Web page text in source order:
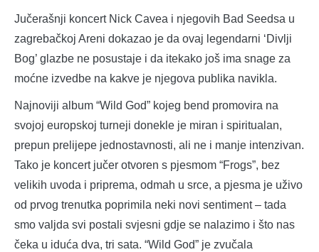
Jučerašnji koncert Nick Cavea i njegovih Bad Seedsa u
zagrebačkoj Areni dokazao je da ovaj legendarni ‘Divlji
Bog’ glazbe ne posustaje i da itekako još ima snage za
moćne izvedbe na kakve je njegova publika navikla.
Najnoviji album “Wild God” kojeg bend promovira na
svojoj europskoj turneji donekle je miran i spiritualan,
prepun prelijepe jednostavnosti, ali ne i manje intenzivan.
Tako je koncert jučer otvoren s pjesmom “Frogs”, bez
velikih uvoda i priprema, odmah u srce, a pjesma je uživo
od prvog trenutka poprimila neki novi sentiment – tada
smo valjda svi postali svjesni gdje se nalazimo i što nas
čeka u iduća dva, tri sata. “Wild God” je zvučala